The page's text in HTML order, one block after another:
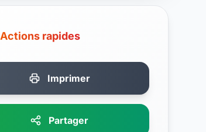
Actions rapides
Imprimer
Partager